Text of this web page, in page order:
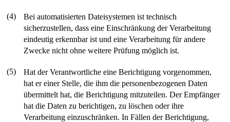
(4)
Bei automatisierten Dateisystemen ist technisch
sicherzustellen, dass eine Einschränkung der Verarbeitung
eindeutig erkennbar ist und eine Verarbeitung für andere
Zwecke nicht ohne weitere Prüfung möglich ist.
(5)
Hat der Verantwortliche eine Berichtigung vorgenommen,
hat er einer Stelle, die ihm die personenbezogenen Daten
übermittelt hat, die Berichtigung mitzuteilen. Der Empfänger
hat die Daten zu berichtigen, zu löschen oder ihre
Verarbeitung einzuschränken. In Fällen der Berichtigung,